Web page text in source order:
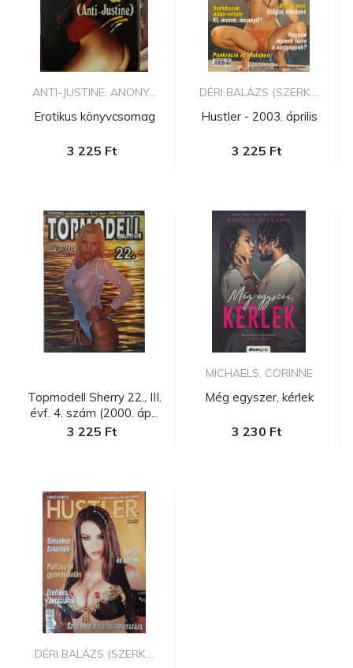
ANTI-JUSTINE, ANONY...
Erotikus könyvcsomag
3 225 Ft
DÉRI BALÁZS (SZERK....
Hustler - 2003. április
3 225 Ft
Topmodell Sherry 22., III.
évf. 4. szám (2000. áp...
3 225 Ft
MICHAELS, CORINNE
Még egyszer, kérlek
3 230 Ft
DÉRI BALÁZS (SZERK....